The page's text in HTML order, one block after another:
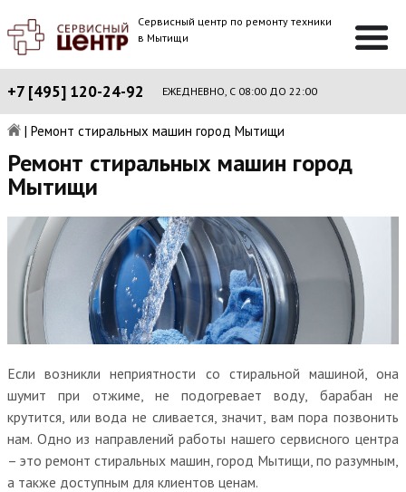
Сервисный центр по ремонту техники
в Мытищи
+7 [495] 120-24-92 ЕЖЕДНЕВНО, С 08:00 ДО 22:00
| Ремонт стиральных машин город Мытищи
Ремонт стиральных машин город
Мытищи
Если возникли неприятности со стиральной машиной, она
шумит при отжиме, не подогревает воду, барабан не
крутится, или вода не сливается, значит, вам пора позвонить
нам. Одно из направлений работы нашего сервисного центра
– это ремонт стиральных машин, город Мытищи, по разумным,
а также доступным для клиентов ценам.